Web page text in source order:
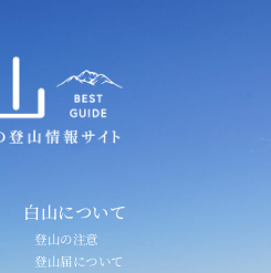
白山について
登山の注意
登山届について